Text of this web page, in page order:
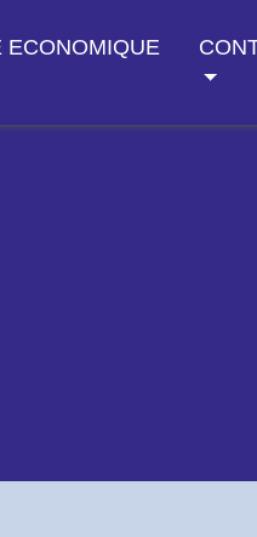
ECONOMIQUE